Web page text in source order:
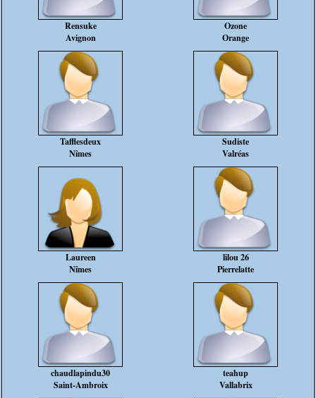
Rensuke
Avignon
Ozone
Orange
Tafflesdeux
Nîmes
Sudiste
Valréas
Laureen
Nîmes
lilou 26
Pierrelatte
chaudlapindu30
Saint-Ambroix
teahup
Vallabrix